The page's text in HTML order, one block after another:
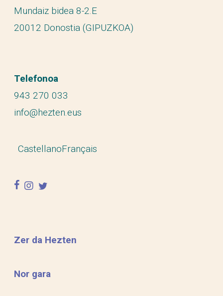
Mundaiz bidea 8-2.E
20012 Donostia (GIPUZKOA)
Telefonoa
943 270 033
info@hezten.eus
CastellanoFrançais
facebook
instagram
twitter
Zer da Hezten
Nor gara